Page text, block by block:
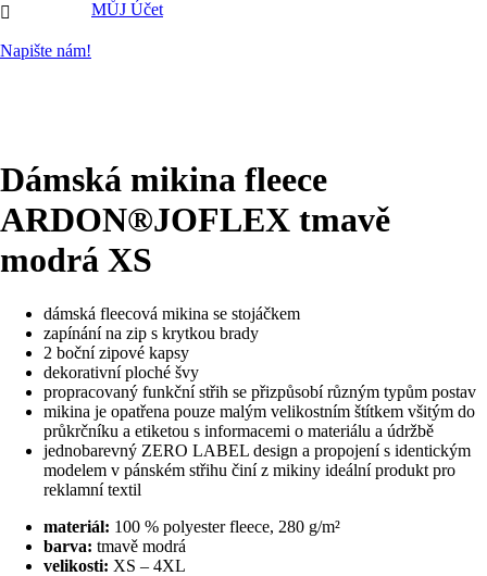

Napište nám!
MŮJ Účet
Dámská mikina fleece
ARDON®JOFLEX tmavě
modrá XS
dámská fleecová mikina se stojáčkem
zapínání na zip s krytkou brady
2 boční zipové kapsy
dekorativní ploché švy
propracovaný funkční střih se přizpůsobí různým typům postav
mikina je opatřena pouze malým velikostním štítkem všitým do
průkrčníku a etiketou s informacemi o materiálu a údržbě
jednobarevný ZERO LABEL design a propojení s identickým
modelem v pánském střihu činí z mikiny ideální produkt pro
reklamní textil
materiál: 100 % polyester fleece, 280 g/m²
barva: tmavě modrá
velikosti: XS – 4XL